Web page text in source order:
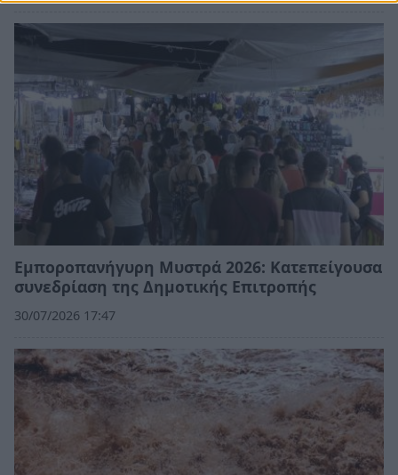
Εμποροπανήγυρη Μυστρά 2026: Κατεπείγουσα
συνεδρίαση της Δημοτικής Επιτροπής
30/07/2026 17:47